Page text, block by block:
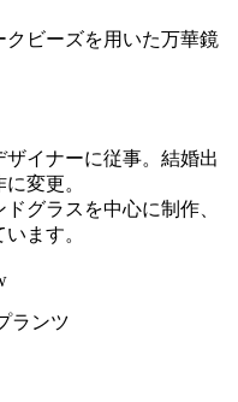
クビーズを用いた万華鏡
イナーに従事。結婚出
変更。
グラスを中心に制作、
ます。
ランツ